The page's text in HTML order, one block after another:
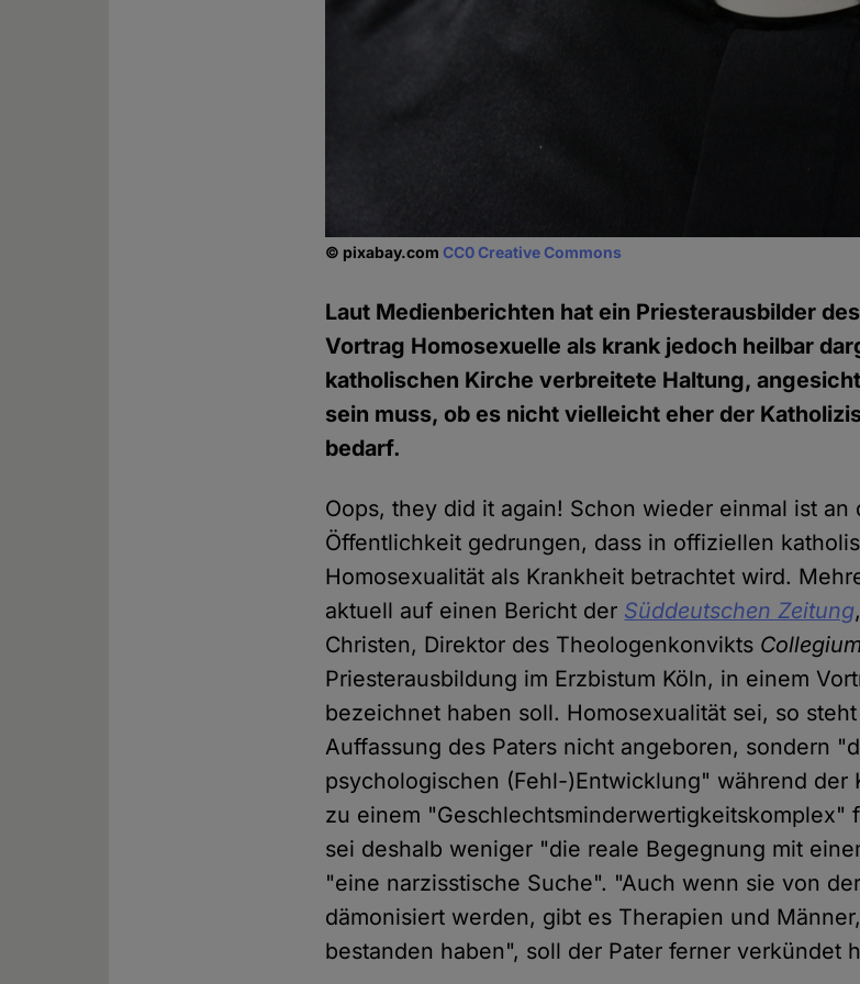
© pixabay.comCC0 Creative Commons
Laut Medienberichten hat ein Priesterausbilder
Vortrag Homosexuelle als krank jedoch heilbar
katholischen Kirche verbreitete Haltung,
sein muss, ob es nicht vielleicht eher der
bedarf.
Oops, they did it again! Schon wieder einmal ist
Öffentlichkeit gedrungen, dass in offiziellen
Homosexualität als Krankheit betrachtet wird.
aktuell auf einen Bericht der Süddeutschen Zeitung
Christen, Direktor des Theologenkonvikts
Priesterausbildung im Erzbistum Köln, in einem
bezeichnet haben soll. Homosexualität sei, so
Auffassung des Paters nicht angeboren, sondern
psychologischen (Fehl-)Entwicklung" während der
zu einem "Geschlechtsminderwertigkeitskomplex"
sei deshalb weniger "die reale Begegnung mit
"eine narzisstische Suche". "Auch wenn sie von
dämonisiert werden, gibt es Therapien und
bestanden haben", soll der Pater ferner verkündet